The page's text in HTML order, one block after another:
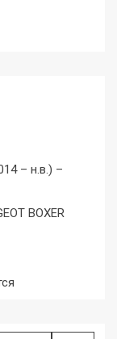
– н.в.) –
BOXER